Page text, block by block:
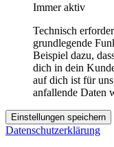
Immer aktiv
Technisch
grundlegende
Beispiel dazu,
dich in dein
auf dich ist für
anfallende Daten
Einstellungen speichern
Datenschutzerklärung